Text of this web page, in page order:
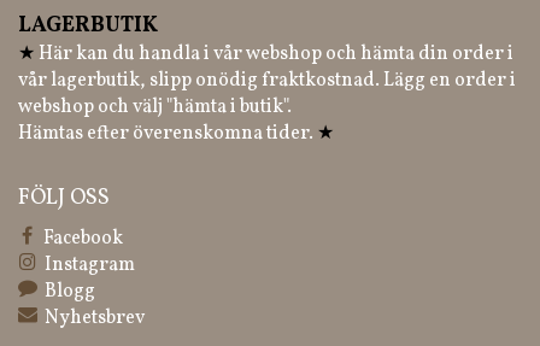
LAGERBUTIK
★ Här kan du handla i vår webshop och hämta din order i
vår lagerbutik, slipp onödig fraktkostnad. Lägg en order i
webshop och välj "hämta i butik".
Hämtas efter överenskomna tider. ★
FÖLJ OSS
Facebook
Instagram
Blogg
Nyhetsbrev